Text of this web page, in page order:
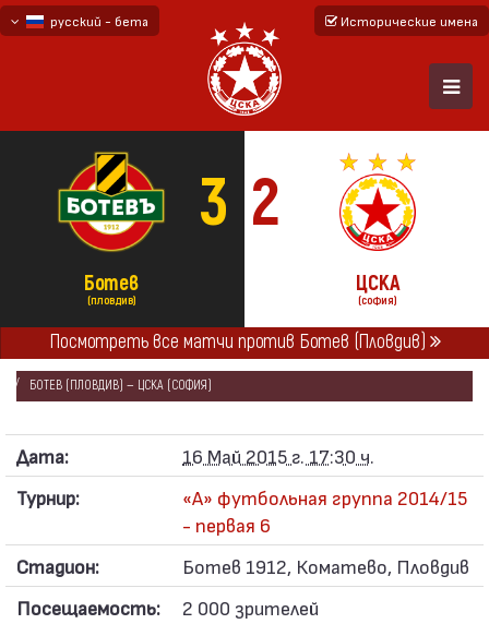
русский - бета
Исторические имена
3 2
Ботев
(ПЛОВДИВ)
ЦСКА
(СОФИЯ)
Посмотреть все матчи против Ботев (Пловдив)
ГЛАВНАЯ СЕЗОНЫ
2014/15
«А» ФУТБОЛЬНАЯ ГРУППА 2014/15 - ПЕРВАЯ 6
БОТЕВ (ПЛОВДИВ) — ЦСКА (СОФИЯ)
Дата:
16 Май 2015 г. 17:30 ч.
Турнир:
«А» футбольная группа 2014/15
- первая 6
Стадион:
Ботев 1912, Коматево, Пловдив
Посещаемость:
2 000 зрителей